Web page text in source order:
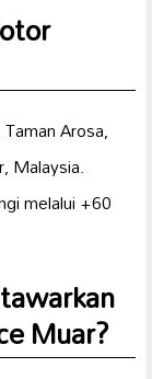
Arosa,
Malaysia.
melalui +60
Muar?